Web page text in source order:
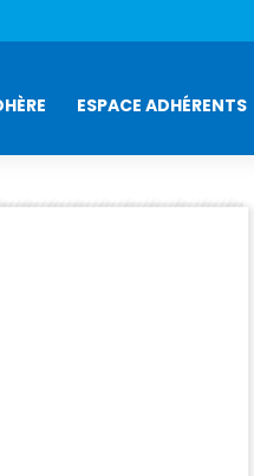
ESPACE ADHÉRENTS